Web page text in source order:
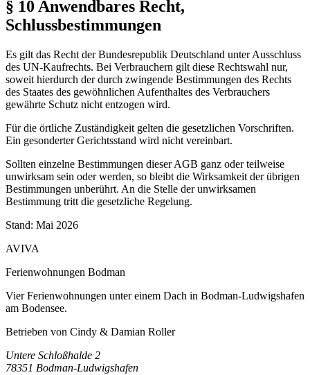
§ 10 Anwendbares Recht,
Schlussbestimmungen
Es gilt das Recht der Bundesrepublik Deutschland unter Ausschluss
des UN-Kaufrechts. Bei Verbrauchern gilt diese Rechtswahl nur,
soweit hierdurch der durch zwingende Bestimmungen des Rechts
des Staates des gewöhnlichen Aufenthaltes des Verbrauchers
gewährte Schutz nicht entzogen wird.
Für die örtliche Zuständigkeit gelten die gesetzlichen Vorschriften.
Ein gesonderter Gerichtsstand wird nicht vereinbart.
Sollten einzelne Bestimmungen dieser AGB ganz oder teilweise
unwirksam sein oder werden, so bleibt die Wirksamkeit der übrigen
Bestimmungen unberührt. An die Stelle der unwirksamen
Bestimmung tritt die gesetzliche Regelung.
Stand: Mai 2026
AVIVA
Ferienwohnungen Bodman
Vier Ferienwohnungen unter einem Dach in Bodman-Ludwigshafen
am Bodensee.
Betrieben von Cindy & Damian Roller
Untere Schloßhalde 2
78351 Bodman-Ludwigshafen